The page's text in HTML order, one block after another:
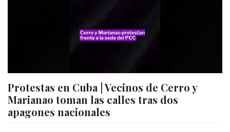
Protestas en Cuba | Vecinos de Cerro y
Marianao toman las calles tras dos
apagones nacionales